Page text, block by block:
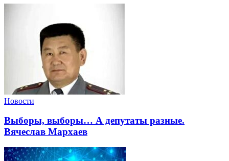
Новости
Выборы, выборы… А депутаты разные.
Вячеслав Мархаев